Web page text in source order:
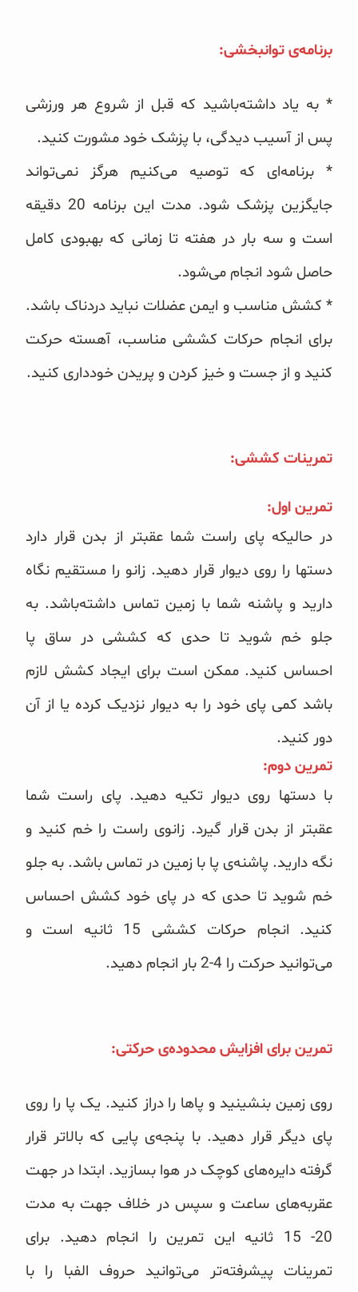
برنامه‌ی توانبخشی:
* به یاد داشته‌باشید که قبل از شروع هر ورزشی
پس از آسیب دیدگی، با پزشک خود مشورت کنید.
* برنامه‌ای که توصیه می‌کنیم هرگز نمی‌تواند
جایگزین پزشک شود. مدت این برنامه 20 دقیقه
است و سه بار در هفته تا زمانی که بهبودی کامل
حاصل شود انجام می‌شود.
* کشش مناسب و ایمن عضلات نباید دردناک باشد.
برای انجام حرکات کششی مناسب، آهسته حرکت
کنید و از جست و خیز کردن و پریدن خودداری کنید.
تمرینات کششی:
تمرین اول:
در حالیکه پای راست شما عقبتر از بدن قرار دارد
دستها را روی دیوار قرار دهید. زانو را مستقیم نگاه
دارید و پاشنه شما با زمین تماس داشته‌باشد. به
جلو خم شوید تا حدی که کششی در ساق پا
احساس کنید. ممکن است برای ایجاد کشش لازم
باشد کمی ‌پای خود را به دیوار نزدیک کرده یا از آن
دور کنید.
تمرین دوم:
با دستها روی دیوار تکیه دهید. پای راست شما
عقبتر از بدن قرار گیرد. زانوی راست را خم کنید و
نگه دارید. پاشنه‌ی پا با زمین در تماس باشد. به جلو
خم شوید تا حدی که در پای خود کشش احساس
کنید. انجام حرکات کششی 15 ثانیه است و
می‌توانید حرکت را 4-2 بار انجام دهید.
تمرین برای افزایش محدوده‌ی حرکتی:
روی زمین بنشینید و پاها را دراز کنید. یک پا را روی
پای دیگر قرار دهید. با پنجه‌ی پایی که بالاتر قرار
گرفته دایره‌های کوچک در هوا بسازید. ابتدا در جهت
عقربه‌های ساعت و سپس در خلاف جهت به مدت
20- 15 ثانیه این تمرین را انجام دهید. برای
تمرینات پیشرفته‌تر می‌توانید حروف الفبا را با